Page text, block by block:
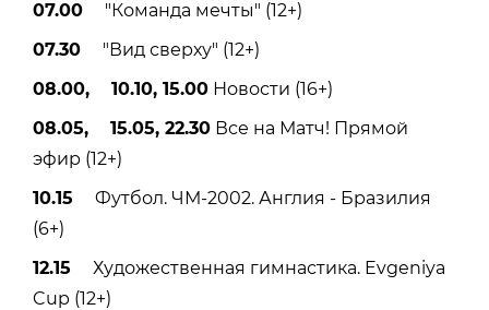
07.00 "Команда мечты" (12+)
07.30 "Вид сверху" (12+)
08.00, 10.10, 15.00 Новости (16+)
08.05, 15.05, 22.30 Все на Матч! Прямой
эфир (12+)
10.15 Футбол. ЧМ-2002. Англия - Бразилия
(6+)
12.15 Художественная гимнастика. Evgeniya
Cup (12+)